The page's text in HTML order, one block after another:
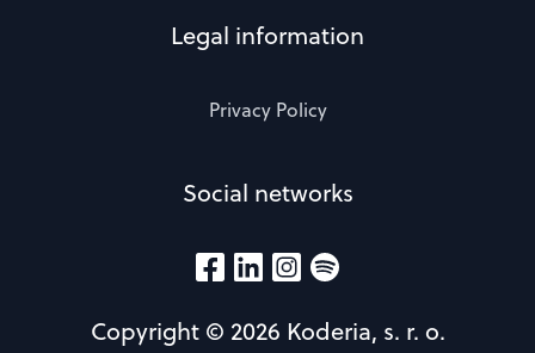
Legal information
Privacy Policy
Social networks
Copyright © 2026 Koderia, s. r. o.